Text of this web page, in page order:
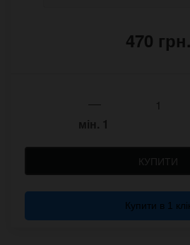
470 грн.
мін. 1
КУПИТИ
Купити в 1